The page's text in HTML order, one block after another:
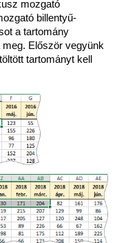
mozgató
billentyű-
a tartomány
Először vegyünk
tartományt kell